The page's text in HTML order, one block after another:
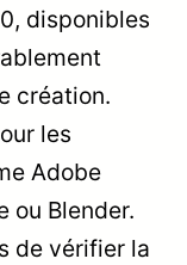
disponibles
création.
les
Adobe
ou Blender.
de vérifier la